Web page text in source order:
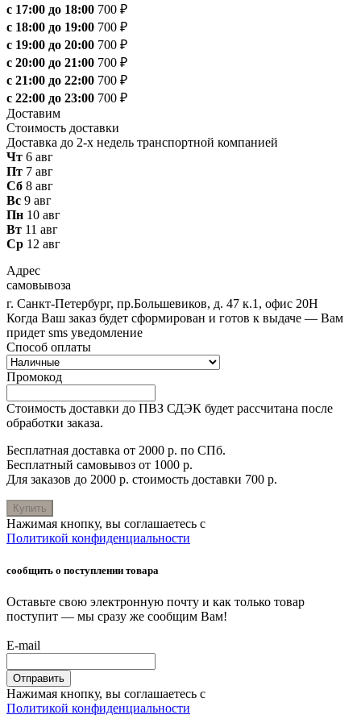
с 17:00 до 18:00 700 ₽
с 18:00 до 19:00 700 ₽
с 19:00 до 20:00 700 ₽
с 20:00 до 21:00 700 ₽
с 21:00 до 22:00 700 ₽
с 22:00 до 23:00 700 ₽
Доставим
Стоимость доставки
Доставка до 2-х недель транспортной компанией
Чт 6 авг
Пт 7 авг
Сб 8 авг
Вс 9 авг
Пн 10 авг
Вт 11 авг
Ср 12 авг
Адрес
самовывоза
г. Санкт-Петербург, пр.Большевиков, д. 47 к.1, офис 20Н
Когда Ваш заказ будет сформирован и готов к выдаче — Вам
придет sms уведомление
Способ оплаты
Промокод
Стоимость доставки до ПВЗ СДЭК будет рассчитана после
обработки заказа.
Бесплатная доставка от 2000 р. по СПб.
Бесплатный самовывоз от 1000 р.
Для заказов до 2000 р. стоимость доставки 700 р.
Купить
Нажимая кнопку, вы соглашаетесь с
Политикой конфиденциальности
сообщить о поступлении товара
Оставьте свою электронную почту и как только товар
поступит — мы сразу же сообщим Вам!
E-mail
Отправить
Нажимая кнопку, вы соглашаетесь с
Политикой конфиденциальности